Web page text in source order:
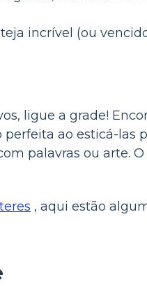
incrível (ou
ligue a grade!
ao esticá-las
palavras ou arte.
, aqui estão